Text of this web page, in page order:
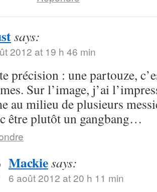
says:
2012 at 19 h 46 min
précision : une partouze,
Sur l’image, j’ai
au milieu de plusieurs
être plutôt un gangbang…
Mackiesays:
6 août 2012 at 20 h 11 min